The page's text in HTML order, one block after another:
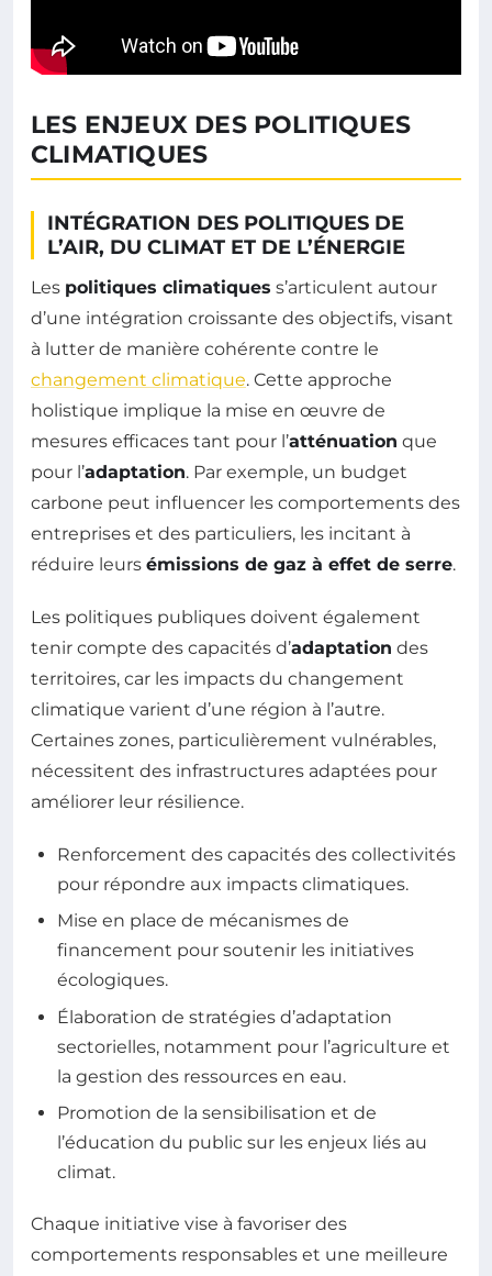
LES ENJEUX DES POLITIQUES
CLIMATIQUES
INTÉGRATION DES POLITIQUES DE
L’AIR, DU CLIMAT ET DE L’ÉNERGIE
Les politiques climatiques s’articulent autour
d’une intégration croissante des objectifs, visant
à lutter de manière cohérente contre le
changement climatique. Cette approche
holistique implique la mise en œuvre de
mesures efficaces tant pour l’atténuation que
pour l’adaptation. Par exemple, un budget
carbone peut influencer les comportements des
entreprises et des particuliers, les incitant à
réduire leurs émissions de gaz à effet de serre.
Les politiques publiques doivent également
tenir compte des capacités d’adaptation des
territoires, car les impacts du changement
climatique varient d’une région à l’autre.
Certaines zones, particulièrement vulnérables,
nécessitent des infrastructures adaptées pour
améliorer leur résilience.
Renforcement des capacités des collectivités
pour répondre aux impacts climatiques.
Mise en place de mécanismes de
financement pour soutenir les initiatives
écologiques.
Élaboration de stratégies d’adaptation
sectorielles, notamment pour l’agriculture et
la gestion des ressources en eau.
Promotion de la sensibilisation et de
l’éducation du public sur les enjeux liés au
climat.
Chaque initiative vise à favoriser des
comportements responsables et une meilleure